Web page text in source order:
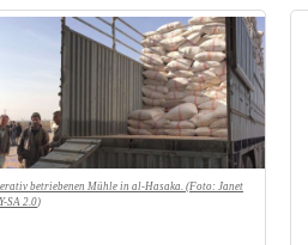
betriebenen Mühle in al-Hasaka. (Foto: Janet
SA 2.0)